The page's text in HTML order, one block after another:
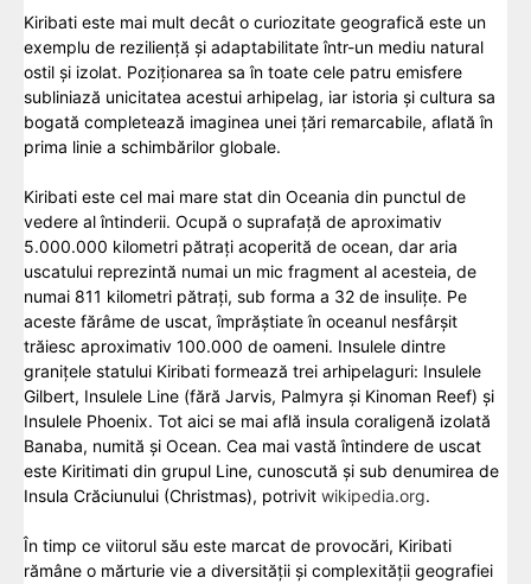
Kiribati este mai mult decât o curiozitate geografică este un
exemplu de reziliență și adaptabilitate într-un mediu natural
ostil și izolat. Poziționarea sa în toate cele patru emisfere
subliniază unicitatea acestui arhipelag, iar istoria și cultura sa
bogată completează imaginea unei țări remarcabile, aflată în
prima linie a schimbărilor globale.
Kiribati este cel mai mare stat din Oceania din punctul de
vedere al întinderii. Ocupă o suprafață de aproximativ
5.000.000 kilometri pătrați acoperită de ocean, dar aria
uscatului reprezintă numai un mic fragment al acesteia, de
numai 811 kilometri pătrați, sub forma a 32 de insulițe. Pe
aceste fărâme de uscat, împrăștiate în oceanul nesfârșit
trăiesc aproximativ 100.000 de oameni. Insulele dintre
granițele statului Kiribati formează trei arhipelaguri: Insulele
Gilbert, Insulele Line (fără Jarvis, Palmyra și Kinoman Reef) și
Insulele Phoenix. Tot aici se mai află insula coraligenă izolată
Banaba, numită și Ocean. Cea mai vastă întindere de uscat
este Kiritimati din grupul Line, cunoscută și sub denumirea de
Insula Crăciunului (Christmas), potrivit wikipedia.org.
În timp ce viitorul său este marcat de provocări, Kiribati
rămâne o mărturie vie a diversității și complexității geografiei